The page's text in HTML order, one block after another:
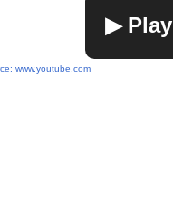
▶ Play
www.youtube.com